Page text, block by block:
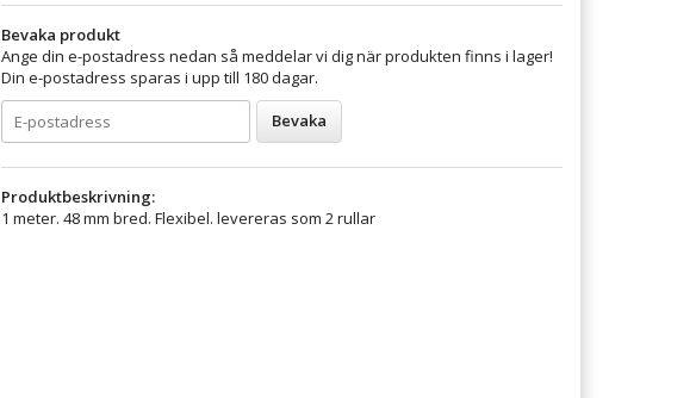
Bevaka produkt
Ange din e-postadress nedan så meddelar vi dig när produkten finns i lager!
Din e-postadress sparas i upp till 180 dagar.
Bevaka
Produktbeskrivning:
1 meter. 48 mm bred. Flexibel. levereras som 2 rullar